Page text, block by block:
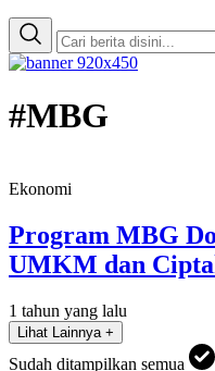
#MBG
Ekonomi
Program MBG
UMKM dan
1 tahun yang lalu
Lihat Lainnya +
Sudah ditampilkan semua